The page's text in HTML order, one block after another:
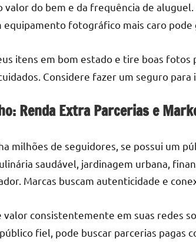
valor do bem e da frequência de
equipamento fotográfico mais caro pode
itens em bom estado e tire boas fotos
Considere fazer um seguro para
Renda Extra Parcerias e
milhões de seguidores, se possui um
saudável, jardinagem urbana,
Marcas buscam autenticidade e
valor consistentemente em suas redes
fiel, pode buscar parcerias pagas